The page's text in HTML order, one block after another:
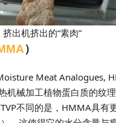
挤出机挤出的“素肉”
）
Meat Analogues,
机械加工植物蛋白质的纹
不同的是，HMMA具有